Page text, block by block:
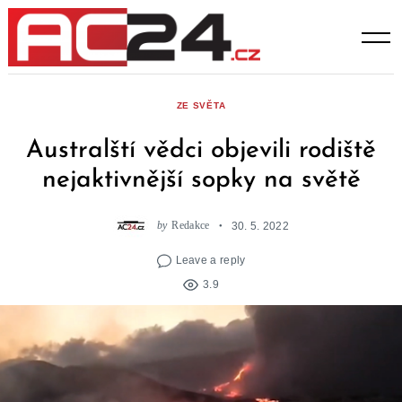
Skip
content
ZE SVĚTA
Australští vědci objevili rodiště
nejaktivnější sopky na světě
by Redakce 30. 5. 2022
Leave a reply
3.9